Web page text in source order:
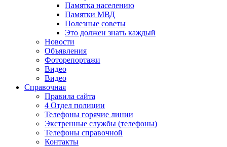
Памятка населению
Памятки МВД
Полезные советы
Это должен знать каждый
Новости
Объявления
Фоторепортажи
Видео
Видео
Справочная
Правила сайта
4 Отдел полиции
Телефоны горячие линии
Экстренные службы (телефоны)
Телефоны справочной
Контакты